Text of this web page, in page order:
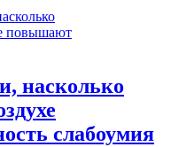
насколько
слабоумия